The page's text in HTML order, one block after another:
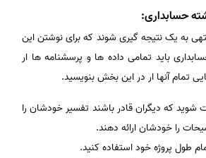
حسابداری:
به یک نتیجه گیری شوند که برای نوشتن این
باید تمامی داده ها و پرسشنامه ها ار
تمام آنها ار در این بخش بنویسید.
شوید که دیگران قادر باشند تفسیر خودشان را
را خودشان ارائه دهند.